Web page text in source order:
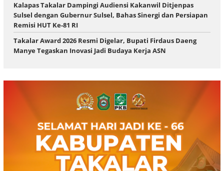
Kalapas Takalar Dampingi Audiensi Kakanwil Ditjenpas
Sulsel dengan Gubernur Sulsel, Bahas Sinergi dan Persiapan
Remisi HUT Ke-81 RI
Takalar Award 2026 Resmi Digelar, Bupati Firdaus Daeng
Manye Tegaskan Inovasi Jadi Budaya Kerja ASN